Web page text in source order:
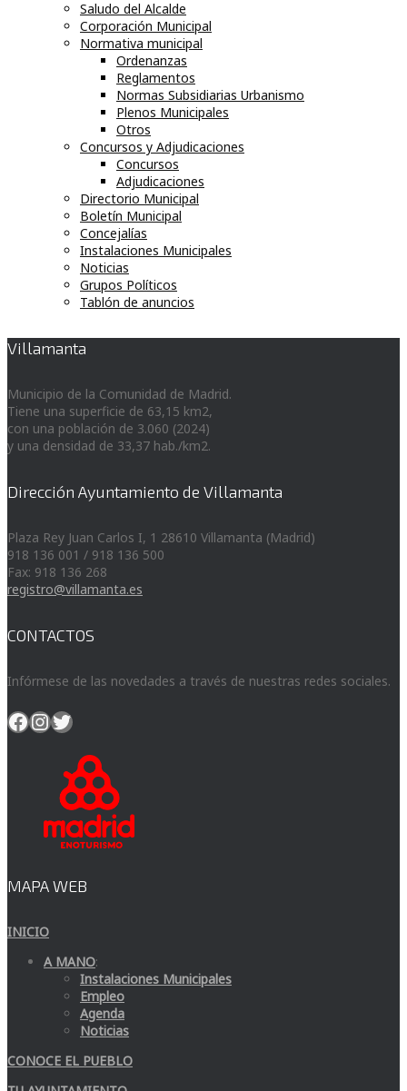
Saludo del Alcalde
Corporación Municipal
Normativa municipal
Ordenanzas
Reglamentos
Normas Subsidiarias Urbanismo
Plenos Municipales
Otros
Concursos y Adjudicaciones
Concursos
Adjudicaciones
Directorio Municipal
Boletín Municipal
Concejalías
Instalaciones Municipales
Noticias
Grupos Políticos
Tablón de anuncios
Villamanta
Municipio de la Comunidad de Madrid.
Tiene una superficie de 63,15 km2,
con una población de 3.060 (2024)
y una densidad de 33,37 hab./km2.
Dirección Ayuntamiento de Villamanta
Plaza Rey Juan Carlos I, 1 28610 Villamanta (Madrid)
918 136 001 / 918 136 500
Fax: 918 136 268
registro@villamanta.es
CONTACTOS
Infórmese de las novedades a través de nuestras redes sociales.
Facebook
Instagram
Twitter
MAPA WEB
INICIO
A MANO:
Instalaciones Municipales
Empleo
Agenda
Noticias
CONOCE EL PUEBLO